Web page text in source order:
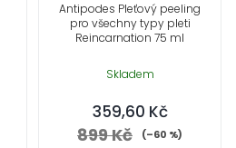
Antipodes Pleťový peeling
pro všechny typy pleti
Reincarnation 75 ml
Skladem
359,60 Kč
899 Kč (–60 %)